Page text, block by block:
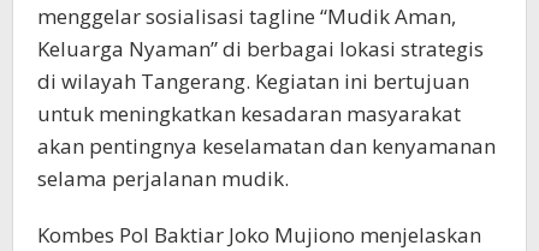
menggelar sosialisasi tagline “Mudik Aman,
Keluarga Nyaman” di berbagai lokasi strategis
di wilayah Tangerang. Kegiatan ini bertujuan
untuk meningkatkan kesadaran masyarakat
akan pentingnya keselamatan dan kenyamanan
selama perjalanan mudik.
Kombes Pol Baktiar Joko Mujiono menjelaskan